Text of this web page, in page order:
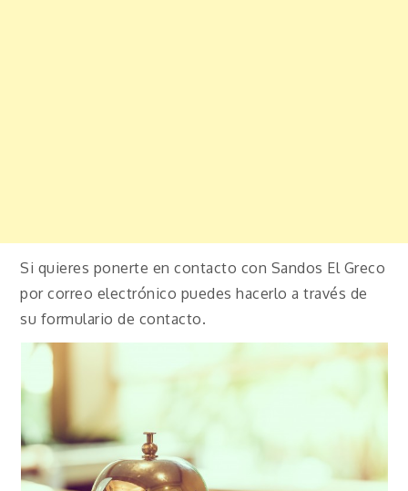
Si quieres ponerte en contacto con Sandos El Greco
por correo electrónico puedes hacerlo a través de
su formulario de contacto.